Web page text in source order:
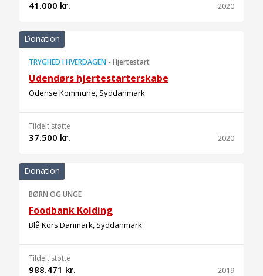
41.000 kr. 2020
Donation
TRYGHED I HVERDAGEN - Hjertestart
Udendørs hjertestarterskabe
Odense Kommune, Syddanmark
Tildelt støtte
37.500 kr. 2020
Donation
BØRN OG UNGE
Foodbank Kolding
Blå Kors Danmark, Syddanmark
Tildelt støtte
988.471 kr. 2019